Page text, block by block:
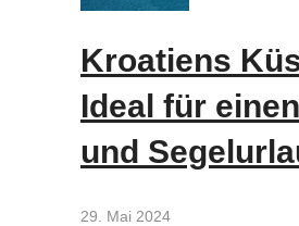
Kroatiens
Ideal für
und
29. Mai 2024